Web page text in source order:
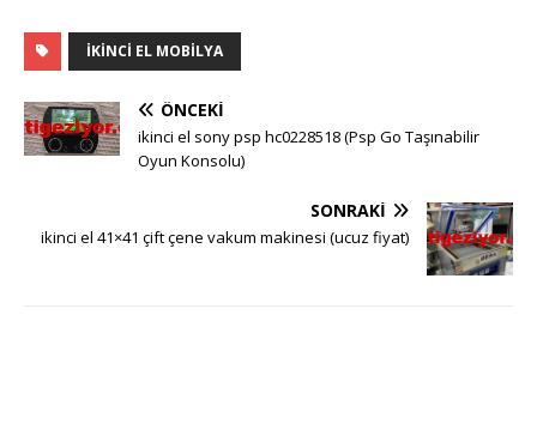
IKINCI EL MOBILYA
ÖNCEKI
ikinci el sony psp hc0228518 (Psp Go Taşınabilir
Oyun Konsolu)
SONRAKI
ikinci el 41×41 çift çene vakum makinesi (ucuz fiyat)